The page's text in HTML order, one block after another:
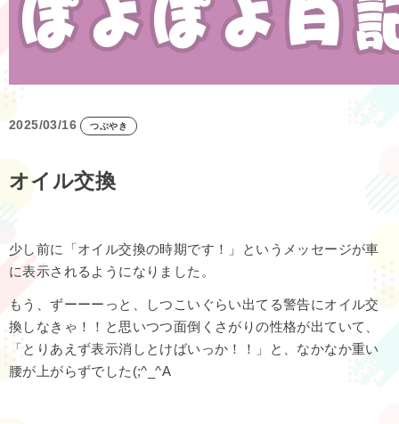
2025/03/16 つぶやき
オイル交換
少し前に「オイル交換の時期です！」というメッセージが車
に表示されるようになりました。
もう、ずーーーっと、しつこいぐらい出てる警告にオイル交
換しなきゃ！！と思いつつ面倒くさがりの性格が出ていて、
「とりあえず表示消しとけばいっか！！」と、なかなか重い
腰が上がらずでした(;^_^A